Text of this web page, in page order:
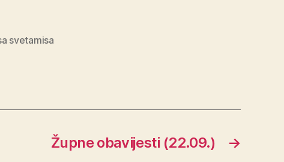
svetamisa
→
Župne obavijesti (22.09.)